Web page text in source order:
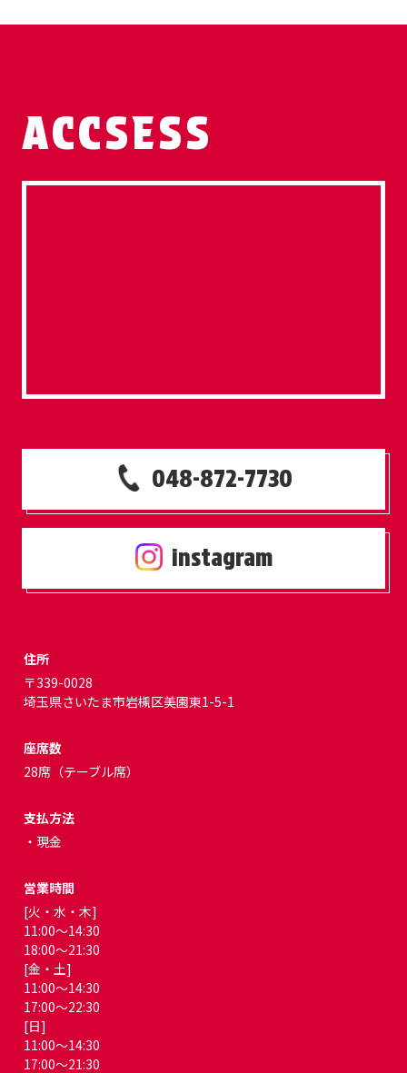
ACCSESS
048-872-7730
instagram
住所
〒339-0028
埼玉県さいたま市岩槻区美園東1-5-1
座席数
28席（テーブル席）
支払方法
・現金
営業時間
[火・水・木]
11:00～14:30
18:00～21:30
[金・土]
11:00～14:30
17:00～22:30
[日]
11:00～14:30
17:00～21:30